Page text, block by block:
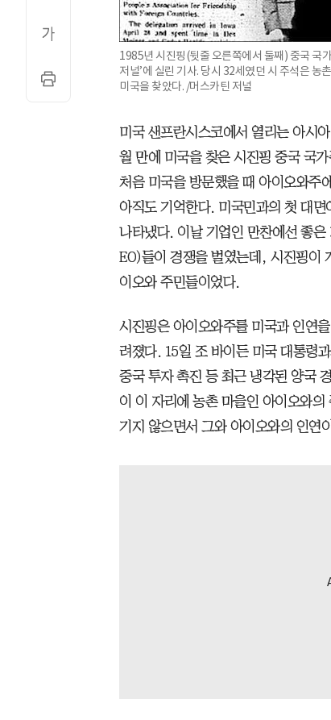
1985년 시진핑(뒷줄 오른쪽에서 둘째) 중국 국
저널’에 실린 기사. 당시 32세였던 시 주석은 농
미국을 찾았다. /머스카틴 저널
미국 샌프란시스코에서 열리는 아시
월 만에 미국을 찾은 시진핑 중국 국
처음 미국을 방문했을 때 아이오와주
아직도 기억한다. 미국민과의 첫 대
나타냈다. 이날 기업인 만찬에선 좋
EO)들이 경쟁을 벌였는데, 시진핑이
이오와 주민들이었다.
시진핑은 아이오와주를 미국과 인연
려졌다. 15일 조 바이든 미국 대통령
중국 투자 촉진 등 최근 냉각된 양국
이 이 자리에 농촌 마을인 아이오와
기지 않으면서 그와 아이오와의 인연